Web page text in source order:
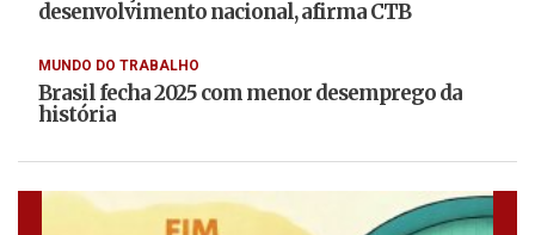
desenvolvimento nacional, afirma CTB
MUNDO DO TRABALHO
Brasil fecha 2025 com menor desemprego da
história